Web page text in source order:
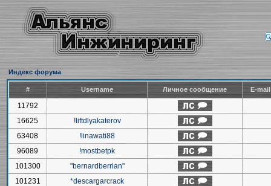
Индекс форума
# Username Личное сообщение E-
11792
16625
!liftdlyakaterov
63408
!linawati88
96089
!mostbetpk
101300
"bernardberrian"
101231
*descargarcrack